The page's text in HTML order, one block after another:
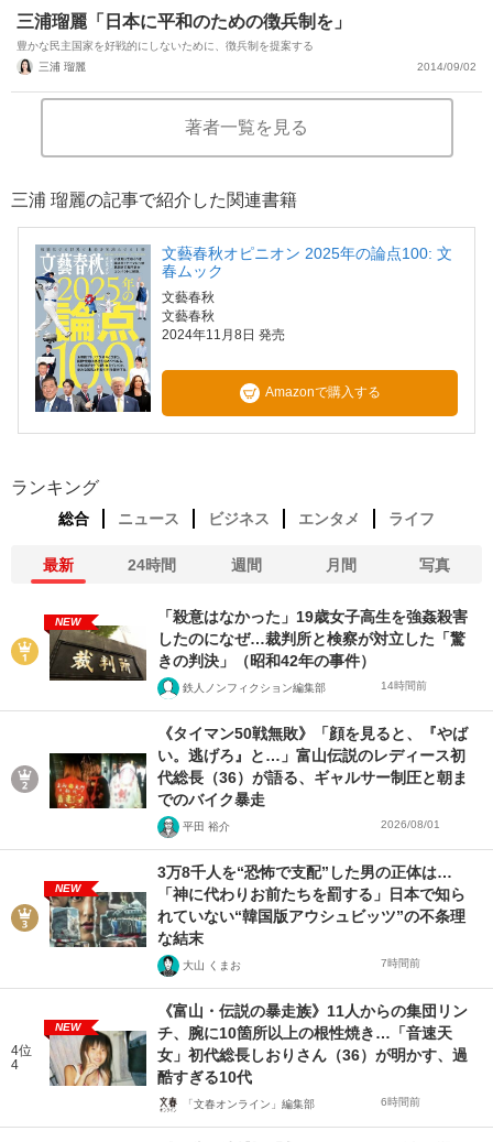
三浦瑠麗「日本に平和のための徴兵制を」
豊かな民主国家を好戦的にしないために、徴兵制を提案する
三浦 瑠麗
2014/09/02
著者一覧を見る
三浦 瑠麗の記事で紹介した関連書籍
文藝春秋オピニオン 2025年の論点100: 文
春ムック
文藝春秋
文藝春秋
2024年11月8日 発売
Amazonで購入する
ランキング
総合 ニュース ビジネス エンタメ ライフ
最新 24時間 週間 月間 写真
NEW
「殺意はなかった」19歳女子高生を強姦殺害
したのになぜ…裁判所と検察が対立した「驚
きの判決」（昭和42年の事件）
鉄人ノンフィクション編集部 14時間前
《タイマン50戦無敗》「顔を見ると、『やば
い。逃げろ』と…」富山伝説のレディース初
代総長（36）が語る、ギャルサー制圧と朝ま
でのバイク暴走
平田 裕介 2026/08/01
NEW
3万8千人を“恐怖で支配”した男の正体は…
「神に代わりお前たちを罰する」日本で知ら
れていない“韓国版アウシュビッツ”の不条理
な結末
大山 くまお 7時間前
4位
4
NEW
《富山・伝説の暴走族》11人からの集団リン
チ、腕に10箇所以上の根性焼き…「音速天
女」初代総長しおりさん（36）が明かす、過
酷すぎる10代
「文春オンライン」編集部 6時間前